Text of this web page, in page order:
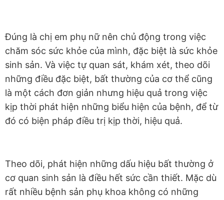
Đúng là chị em phụ nữ nên chủ động trong việc
chăm sóc sức khỏe của mình, đặc biệt là sức khỏe
sinh sản. Và việc tự quan sát, khám xét, theo dõi
những điều đặc biệt, bất thường của cơ thể cũng
là một cách đơn giản nhưng hiệu quả trong việc
kịp thời phát hiện những biểu hiện của bệnh, để từ
đó có biện pháp điều trị kịp thời, hiệu quả.
Theo dõi, phát hiện những dấu hiệu bất thường ở
cơ quan sinh sản là điều hết sức cần thiết. Mặc dù
rất nhiều bệnh sản phụ khoa không có những